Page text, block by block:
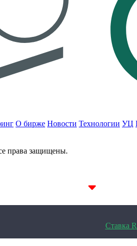
О бирже Новости Технологии УЦ
права защищены.
1D 14.08%
Ставка